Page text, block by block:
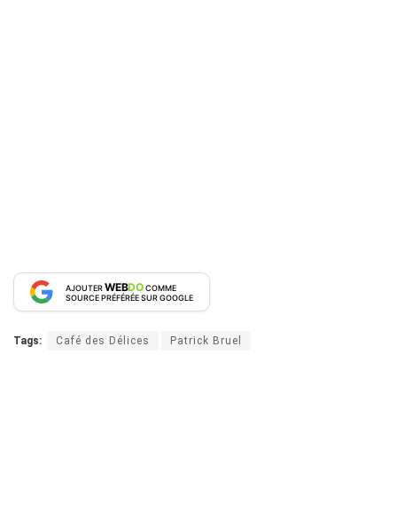
AJOUTERWEBDOCOMME
SOURCE PRÉFÉRÉE SUR GOOGLE
Tags: Café des Délices Patrick Bruel